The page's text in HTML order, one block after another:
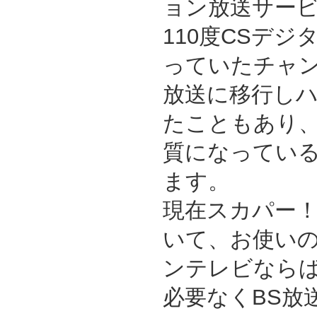
ョン放送サー
110度CSデジ
っていたチャ
放送に移行し
たこともあり
質になってい
ます。
現在スカパー
いて、お使い
ンテレビなら
必要なくBS放